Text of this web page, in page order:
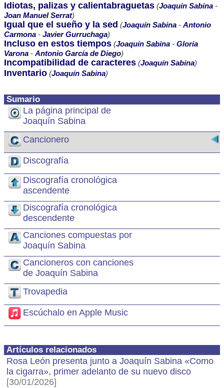
Sumario
La página principal de
Joaquín Sabina
Cancionero
Discografía
Discografía cronológica
ascendente
Discografía cronológica
descendente
Canciones compuestas por
Joaquín Sabina
Cancioneros con canciones
de Joaquín Sabina
Trovapedia
Escúchalo en Apple Music
Artículos relacionados
Rosa León presenta junto a Joaquín Sabina «Como
la cigarra», primer adelanto de su nuevo disco
[30/01/2026]
Idiotas, palizas y calientabraguetas (Joaquín Sabina -
Joan Manuel Serrat)
Igual que el sueño y la sed (Joaquín Sabina - Antonio
Carmona - Javier Gurruchaga)
Incluso en estos tiempos (Joaquín Sabina - Gloria
Varona - Antonio García de Diego)
Incompatibilidad de caracteres (Joaquín Sabina)
Inventario (Joaquín Sabina)